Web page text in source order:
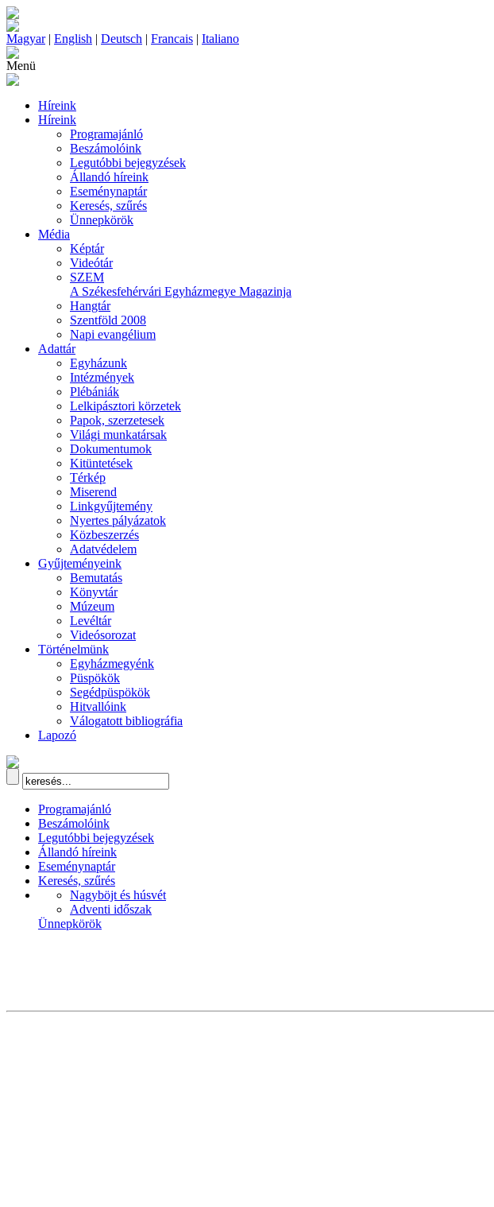
Magyar| English | Deutsch | Francais | Italiano
Menü
Híreink
Híreink
Programajánló
Beszámolóink
Legutóbbi bejegyzések
Állandó híreink
Eseménynaptár
Keresés, szűrés
Ünnepkörök
Média
Képtár
Videótár
SZEM
A Székesfehérvári Egyházmegye Magazinja
Hangtár
Szentföld 2008
Napi evangélium
Adattár
Egyházunk
Intézmények
Plébániák
Lelkipásztori körzetek
Papok, szerzetesek
Világi munkatársak
Dokumentumok
Kitüntetések
Térkép
Miserend
Linkgyűjtemény
Nyertes pályázatok
Közbeszerzés
Adatvédelem
Gyűjteményeink
Bemutatás
Könyvtár
Múzeum
Levéltár
Videósorozat
Történelmünk
Egyházmegyénk
Püspökök
Segédpüspökök
Hitvallóink
Válogatott bibliográfia
Lapozó
Programajánló
Beszámolóink
Legutóbbi bejegyzések
Állandó híreink
Eseménynaptár
Keresés, szűrés
Nagyböjt és húsvét
Adventi időszak
Ünnepkörök